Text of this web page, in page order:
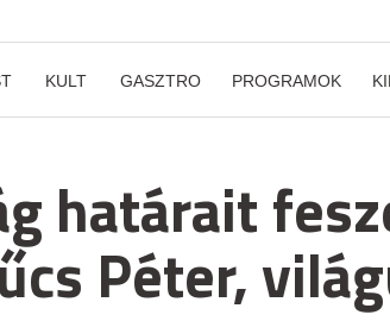
KULT GASZTRO PROGRAMOK
határait
Péter,